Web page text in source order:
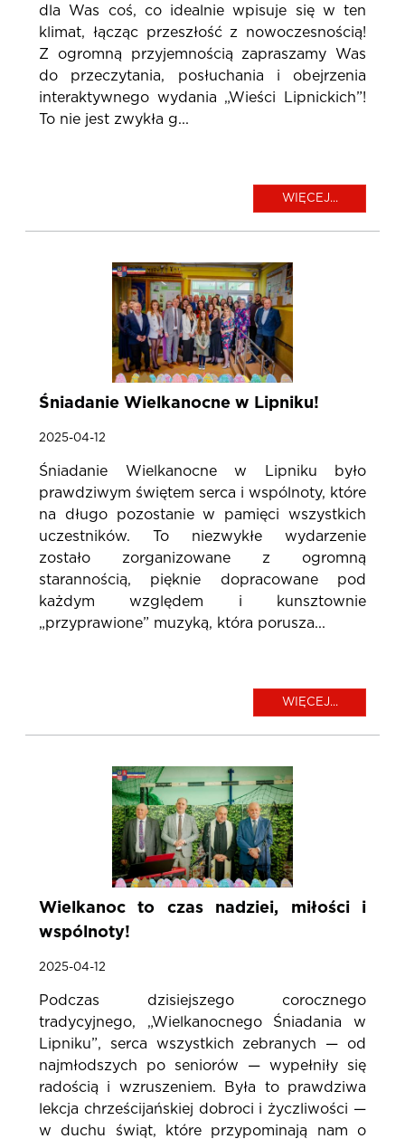
dla Was coś, co idealnie wpisuje się w ten
klimat, łącząc przeszłość z nowoczesnością!
Z ogromną przyjemnością zapraszamy Was
do przeczytania, posłuchania i obejrzenia
interaktywnego wydania „Wieści Lipnickich”!
To nie jest zwykła g...
WIĘCEJ...
Śniadanie Wielkanocne w Lipniku!
2025-04-12
Śniadanie Wielkanocne w Lipniku było
prawdziwym świętem serca i wspólnoty, które
na długo pozostanie w pamięci wszystkich
uczestników. To niezwykłe wydarzenie
zostało zorganizowane z ogromną
starannością, pięknie dopracowane pod
każdym względem i kunsztownie
„przyprawione” muzyką, która porusza...
WIĘCEJ...
Wielkanoc to czas nadziei, miłości i
wspólnoty!
2025-04-12
Podczas dzisiejszego corocznego
tradycyjnego, „Wielkanocnego Śniadania w
Lipniku”, serca wszystkich zebranych — od
najmłodszych po seniorów — wypełniły się
radością i wzruszeniem. Była to prawdziwa
lekcja chrześcijańskiej dobroci i życzliwości —
w duchu świąt, które przypominają nam o